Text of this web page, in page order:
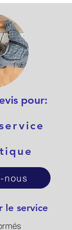
pour:
nous
le service